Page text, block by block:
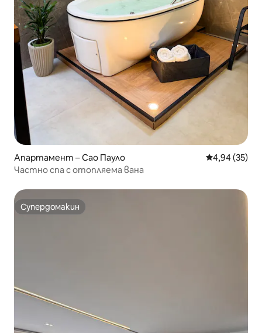
Апартамент – Сао Пауло Средна
4,94 (35)
Частно спа с отопляема вана
Супердомакин
Супердомакин